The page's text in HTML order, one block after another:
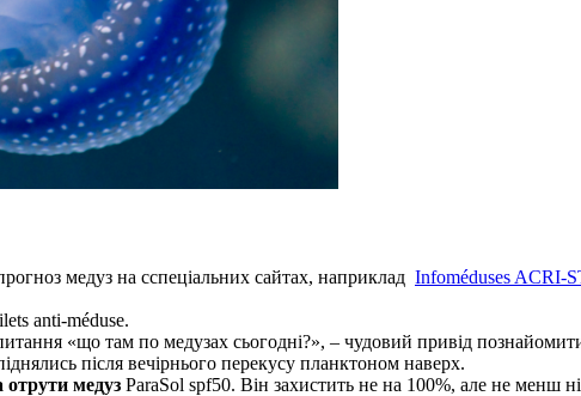
медуз на сспеціальних сайтах, наприклад Infoméduses ACRI-
anti-méduse.
«що там по медузах сьогодні?», – чудовий привід
після вечірнього перекусу планктоном наверх.
отрути медуз ParaSol spf50. Він захистить не на 100%, але не менш